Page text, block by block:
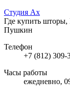
Студия Ах
Где купить шторы,
Пушкин
Телефон
+7 (812) 309-
Часы работы
ежедневно,